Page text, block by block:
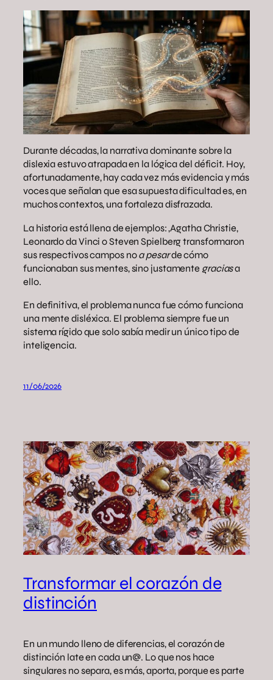
Durante décadas, la narrativa dominante sobre la
dislexia estuvo atrapada en la lógica del déficit. Hoy,
afortunadamente, hay cada vez más evidencia y más
voces que señalan que esa supuesta dificultad es, en
muchos contextos, una fortaleza disfrazada.
La historia está llena de ejemplos: ,Agatha Christie,
Leonardo da Vinci o Steven Spielberg transformaron
sus respectivos campos noa pesarde cómo
funcionaban sus mentes, sino justamente graciasa
ello.
En definitiva, el problema nunca fue cómo funciona
una mente disléxica. El problema siempre fue un
sistema rígido que solo sabía medir un único tipo de
inteligencia.
11/06/2026
Transformar el corazón de
distinción
En un mundo lleno de diferencias, el corazón de
distinción late en cada un@. Lo que nos hace
singulares no separa, es más, aporta, porque es parte